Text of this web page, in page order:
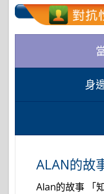
身
ALAN的故
Alan的故事 「